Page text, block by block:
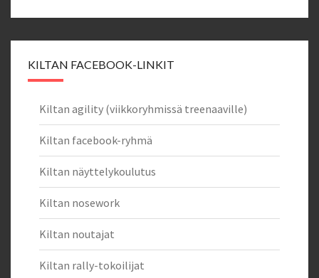
KILTAN FACEBOOK-LINKIT
Kiltan agility (viikkoryhmissä treenaaville)
Kiltan facebook-ryhmä
Kiltan näyttelykoulutus
Kiltan nosework
Kiltan noutajat
Kiltan rally-tokoilijat